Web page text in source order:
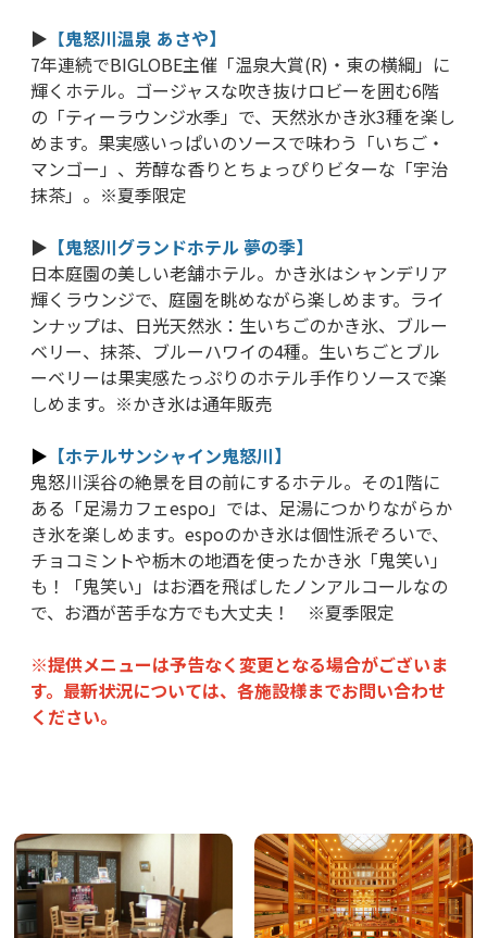
▶ 【鬼怒川温泉 あさや】
7年連続でBIGLOBE主催「温泉大賞(R)・東の横綱」に
輝くホテル。ゴージャスな吹き抜けロビーを囲む6階
の「ティーラウンジ水季」で、天然氷かき氷3種を楽し
めます。果実感いっぱいのソースで味わう「いちご・
マンゴー」、芳醇な香りとちょっぴりビターな「宇治
抹茶」。※夏季限定
▶ 【鬼怒川グランドホテル 夢の季】
日本庭園の美しい老舗ホテル。かき氷はシャンデリア
輝くラウンジで、庭園を眺めながら楽しめます。ライ
ンナップは、日光天然氷：生いちごのかき氷、ブルー
ベリー、抹茶、ブルーハワイの4種。生いちごとブル
ーベリーは果実感たっぷりのホテル手作りソースで楽
しめます。※かき氷は通年販売
▶ 【ホテルサンシャイン鬼怒川】
鬼怒川渓谷の絶景を目の前にするホテル。その1階に
ある「足湯カフェespo」では、足湯につかりながらか
き氷を楽しめます。espoのかき氷は個性派ぞろいで、
チョコミントや栃木の地酒を使ったかき氷「鬼笑い」
も！「鬼笑い」はお酒を飛ばしたノンアルコールなの
で、お酒が苦手な方でも大丈夫！ ※夏季限定
※提供メニューは予告なく変更となる場合がございま
す。最新状況については、各施設様までお問い合わせ
ください。